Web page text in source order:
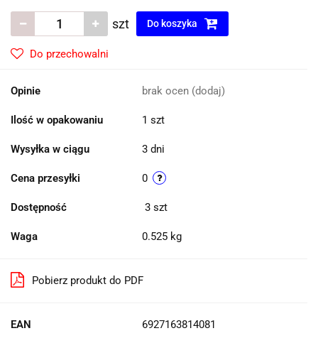
szt Do koszyka
Do przechowalni
Opinie brak ocen (dodaj)
Ilość w opakowaniu 1 szt
Wysyłka w ciągu 3 dni
Cena przesyłki 0
Dostępność 3 szt
Waga 0.525 kg
Pobierz produkt do PDF
EAN 6927163814081